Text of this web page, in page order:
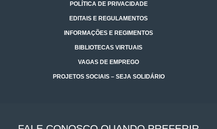
POLÍTICA DE PRIVACIDADE
EDITAIS E REGULAMENTOS
INFORMAÇÕES E REGIMENTOS
BIBLIOTECAS VIRTUAIS
VAGAS DE EMPREGO
PROJETOS SOCIAIS – SEJA SOLIDÁRIO